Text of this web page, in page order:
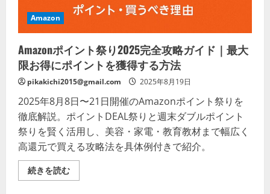
（
冷
庫
面
玄
関
濯
浮
か
せ
る
収
納
）
side
ホ
イ
Amazon
Amazonポイント祭り2025完全攻略ガイド｜最大
限お得にポイントを獲得する方法
pikakichi2015@gmail.com 2025年8月19日
2025年8月8日〜21日開催のAmazonポイント祭りを
徹底解説。ポイントDEAL祭りと週末ダブルポイント
祭りを賢く活用し、美容・家電・教育教材まで幅広く
高還元で買える攻略法を具体例付きで紹介。
続きを読むAmazon
ポ